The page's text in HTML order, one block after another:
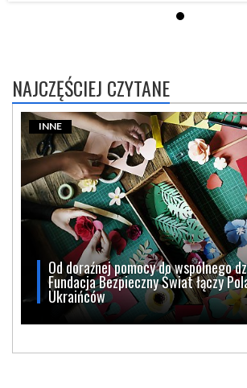
NAJCZĘŚCIEJ CZYTANE
Od doraźnej pomocy do wspólnego
Fundacja Bezpieczny Świat łączy
Ukraińców
INNE